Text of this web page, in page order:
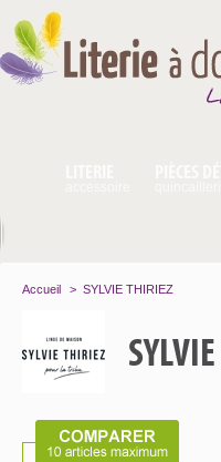
Accueil > SYLVIE THIRIEZ